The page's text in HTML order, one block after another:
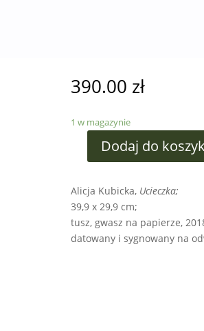
390.00 zł
1 w magazynie
Dodaj do
Alicja Kubicka, Ucieczka;
39,9 x 29,9 cm;
tusz, gwasz na papierze,
datowany i sygnowany na